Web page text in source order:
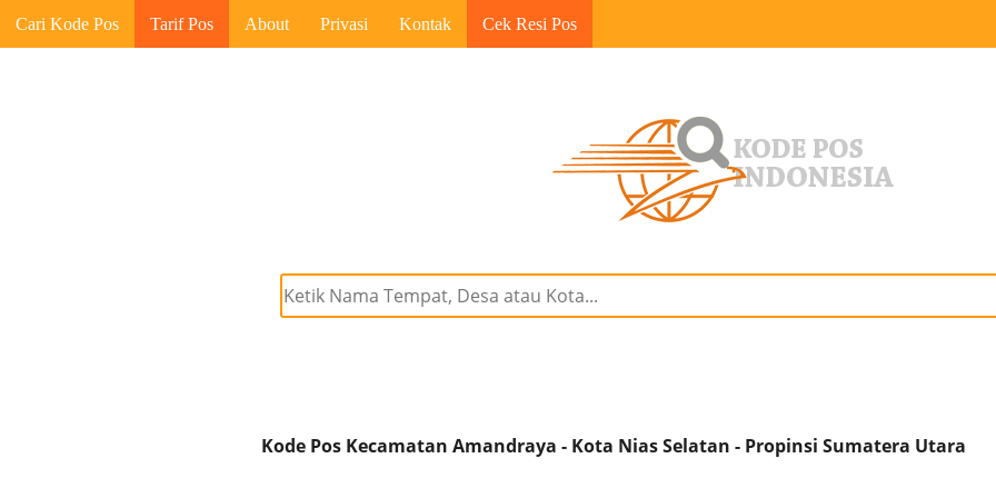
Cari Kode Pos Tarif Pos About Privasi Kontak Cek Resi Pos
Kode Pos Kecamatan Amandraya - Kota Nias Selatan - Propinsi Sumatera Utara